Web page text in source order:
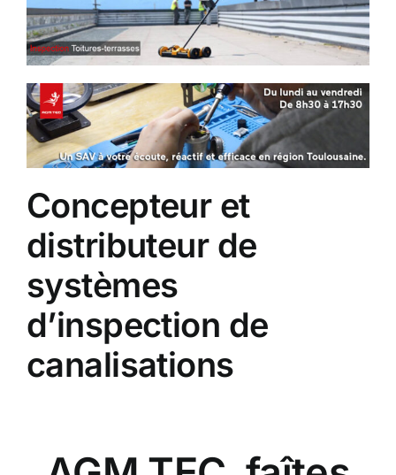
Concepteur et
distributeur de
systèmes
d’inspection de
canalisations